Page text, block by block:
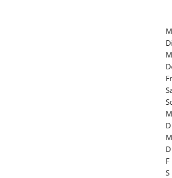
M
D
M
D
F
S